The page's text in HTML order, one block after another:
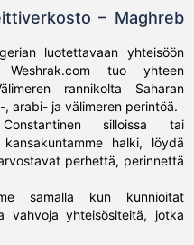
– Maghreb
luotettavaan yhteisöön
tuo yhteen
rannikolta Saharan
arabi- ja välimeren perintöä.
silloissa tai
halki, löydä
perhettä, perinnettä
samalla kun kunnioitat
vahvoja yhteisösiteitä, jotka